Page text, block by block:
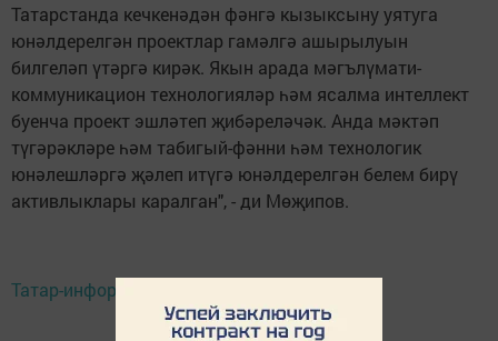
Татарстанда кечкенәдән фәнгә кызыксыну уятуга
юнәлдерелгән проектлар гамәлгә ашырылуын
билгеләп үтәргә кирәк. Якын арада мәгълүмати-
коммуникацион технологияләр һәм ясалма интеллект
буенча проект эшләтеп җибәреләчәк. Анда мәктәп
түгәрәкләре һәм табигый-фәнни һәм технологик
юнәлешләргә җәлеп итүгә юнәлдерелгән белем бирү
активлыклары каралган", - ди Мөҗипов.
Татар-информ